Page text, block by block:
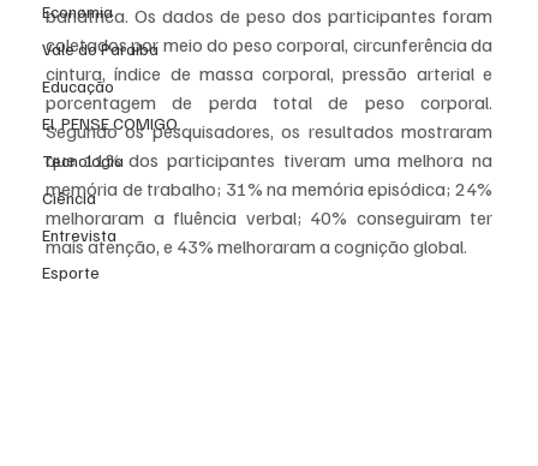
Economia
Vale do Paraiba
Educação
EI, PENSE COMIGO.
Tecnologia
Ciência
Entrevista
Esporte
bariátrica. Os dados de peso dos participantes foram
coletados por meio do peso corporal, circunferência da
cintura, índice de massa corporal, pressão arterial e
porcentagem de perda total de peso corporal.
Segundo os pesquisadores, os resultados mostraram
que 11% dos participantes tiveram uma melhora na
memória de trabalho; 31% na memória episódica; 24%
melhoraram a fluência verbal; 40% conseguiram ter
mais atenção, e 43% melhoraram a cognição global.